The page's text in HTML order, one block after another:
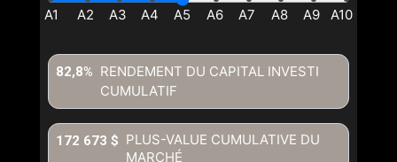
En cliquant sur le bouton « soumettre », vous consentez à nos
communiquer avec vous.
RENDEMENT DU CAPITAL INVESTI
CUMULATIF
82,8%
PLUS-VALUE CUMULATIVE DU
MARCHÉ
172 673 $